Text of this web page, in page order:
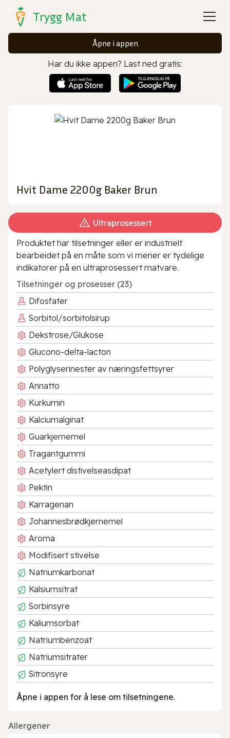
Trygg Mat
Åpne i appen
Har du ikke appen? Last ned gratis:
Hvit Dame 2200g Baker Brun
Ultraprosessert
Produktet har tilsetninger eller er industrielt
bearbeidet på en måte som vi mener er tydelige
indikatorer på en ultraprosessert matvare.
Tilsetninger og prosesser (23)
Difosfater
Sorbitol/sorbitolsirup
Dekstrose/Glukose
Glucono-delta-lacton
Polyglyserinester av næringsfettsyrer
Annatto
Kurkumin
Kalciumalginat
Guarkjernemel
Tragantgummi
Acetylert distivelseasdipat
Pektin
Karragenan
Johannesbrødkjernemel
Aroma
Modifisert stivelse
Natriumkarbonat
Kalsiumsitrat
Sorbinsyre
Kaliumsorbat
Natriumbenzoat
Natriumsitrater
Sitronsyre
Åpne i appen for å lese om tilsetningene.
Allergener